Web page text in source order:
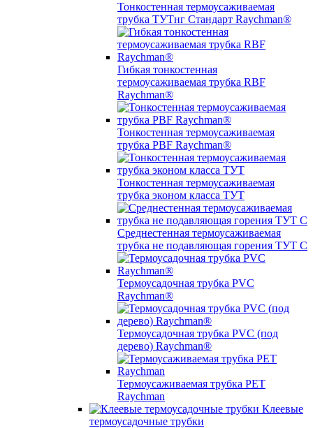
Тонкостенная термоусаживаемая
трубка ТУТнг Стандарт Raychman®
Гибкая тонкостенная
термоусаживаемая трубка RBF
Raychman®
Тонкостенная термоусаживаемая
трубка PBF Raychman®
Тонкостенная термоусаживаемая
трубка эконом класса ТУТ
Среднестенная термоусаживаемая
трубка не подавляющая горения ТУТ С
Термоусадочная трубка PVC
Raychman®
Термоусадочная трубка PVC (под
дерево) Raychman®
Термоусаживаемая трубка PET
Raychman
Клеевые
термоусадочные трубки